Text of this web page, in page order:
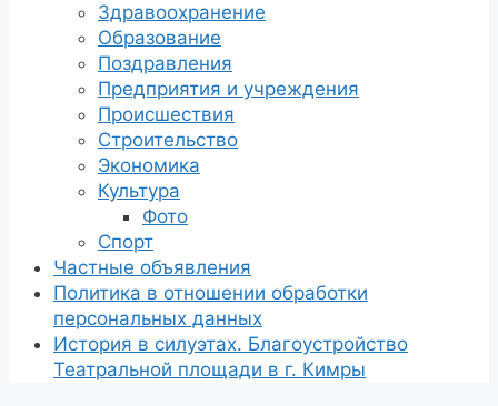
Здравоохранение
Образование
Поздравления
Предприятия и учреждения
Происшествия
Строительство
Экономика
Культура
Фото
Спорт
Частные объявления
Политика в отношении обработки
персональных данных
История в силуэтах. Благоустройство
Театральной площади в г. Кимры